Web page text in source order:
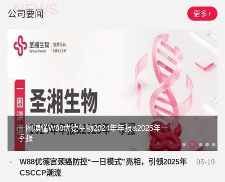
更多+
公司要闻
NEWS
一图读懂W88优德生物2024年年报&2025年一
季报
W88优德宫颈癌防控“一日模式”亮相，引领2025年
CSCCP潮流
05-19